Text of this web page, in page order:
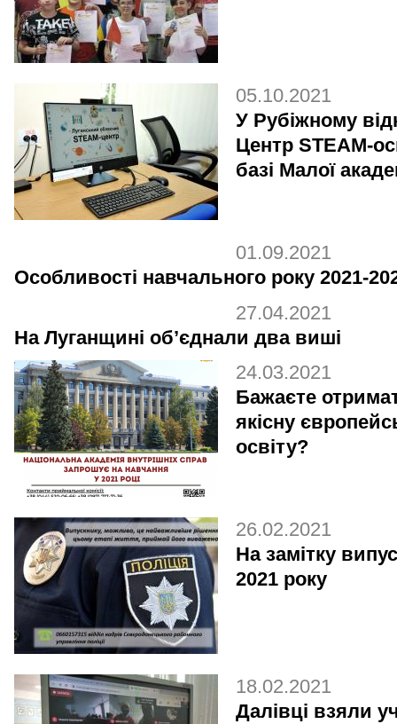
05.10.2021
У Рубіжному
Центр STEAM-
базі Малої
01.09.2021
Особливості навчального року 2021-
27.04.2021
На Луганщині об’єднали два виші
24.03.2021
Бажаєте
якісну
освіту?
26.02.2021
На замітку
2021 року
18.02.2021
Далівці взяли